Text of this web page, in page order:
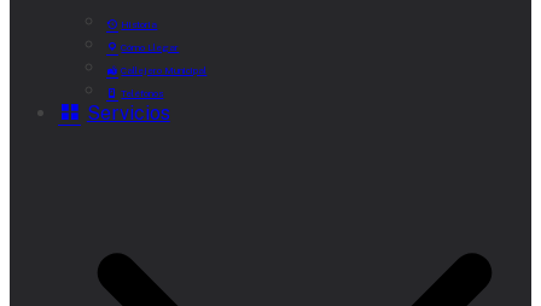
Historia
Cómo Llegar
Callejero Municipal
Teléfonos
Servicios